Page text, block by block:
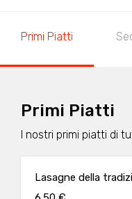
Primi Piatti
Primi Piatti
I nostri primi piatti di
Lasagne della